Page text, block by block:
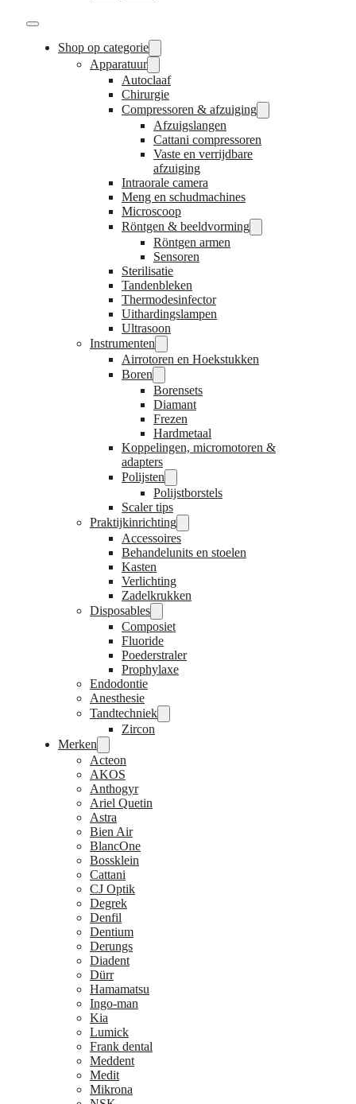
Shop op categorie
Apparatuur
Autoclaaf
Chirurgie
Compressoren & afzuiging
Afzuigslangen
Cattani compressoren
Vaste en verrijdbare
afzuiging
Intraorale camera
Meng en schudmachines
Microscoop
Röntgen & beeldvorming
Röntgen armen
Sensoren
Sterilisatie
Tandenbleken
Thermodesinfector
Uithardingslampen
Ultrasoon
Instrumenten
Airrotoren en Hoekstukken
Boren
Borensets
Diamant
Frezen
Hardmetaal
Koppelingen, micromotoren &
adapters
Polijsten
Polijstborstels
Scaler tips
Praktijkinrichting
Accessoires
Behandelunits en stoelen
Kasten
Verlichting
Zadelkrukken
Disposables
Composiet
Fluoride
Poederstraler
Prophylaxe
Endodontie
Anesthesie
Tandtechniek
Zircon
Merken
Acteon
AKOS
Anthogyr
Ariel Quetin
Astra
Bien Air
BlancOne
Bossklein
Cattani
CJ Optik
Degrek
Denfil
Dentium
Derungs
Diadent
Dürr
Hamamatsu
Ingo-man
Kia
Lumick
Frank dental
Meddent
Medit
Mikrona